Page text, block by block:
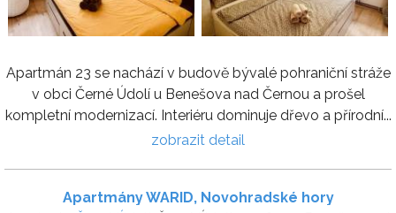
Apartmán 23 se nachází v budově bývalé pohraniční stráže
v obci Černé Údolí u Benešova nad Černou a prošel
kompletní modernizací. Interiéru dominuje dřevo a přírodní...
zobrazit detail
Apartmány WARID, Novohradské hory